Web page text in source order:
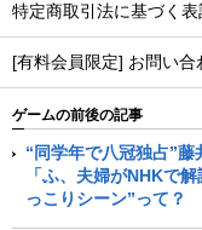
特定商取引法に基づく表
[有料会員限定] お問い合
ゲームの前後の記事
“同学年で八冠独占”
「ふ、夫婦がNHKで
っこりシーン”って？